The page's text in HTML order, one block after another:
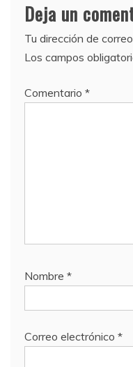
Deja un
Tu dirección de
Los campos
Comentario *
Nombre *
Correo electrónico *